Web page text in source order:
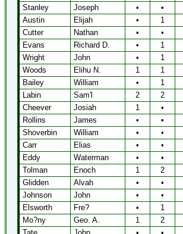
Stanley
Joseph • •
Austin
Elijah • 1
Cutter
Nathan • •
Evans
Richard D. • 1
Wright
John • 1
Woods
Elihu N. 1 1
Bailey
William • 1
Labin
Sam'l 2 2
Cheever
Josiah 1 •
Rollins
James • •
Shoverbin
William • •
Carr
Elias • •
Eddy
Waterman • •
Tolman
Enoch 1 2
Glidden
Alvah • •
Johnson
John • •
Elsworth
Fre? • 1
Mo?ny
Geo. A. 1 2